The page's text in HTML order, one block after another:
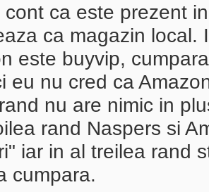
cont ca este prezent
ca magazin local.
este buyvip,
eu nu cred ca
nu are nimic in
rand Naspers si
iar in al treilea rand
cumpara.